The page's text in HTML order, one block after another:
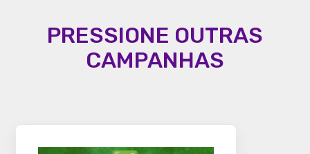
PRESSIONE OUTRAS
CAMPANHAS